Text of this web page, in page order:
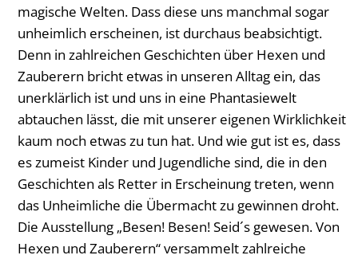
magische Welten. Dass diese uns manchmal sogar
unheimlich erscheinen, ist durchaus beabsichtigt.
Denn in zahlreichen Geschichten über Hexen und
Zauberern bricht etwas in unseren Alltag ein, das
unerklärlich ist und uns in eine Phantasiewelt
abtauchen lässt, die mit unserer eigenen Wirklichkeit
kaum noch etwas zu tun hat. Und wie gut ist es, dass
es zumeist Kinder und Jugendliche sind, die in den
Geschichten als Retter in Erscheinung treten, wenn
das Unheimliche die Übermacht zu gewinnen droht.
Die Ausstellung „Besen! Besen! Seid´s gewesen. Von
Hexen und Zauberern“ versammelt zahlreiche